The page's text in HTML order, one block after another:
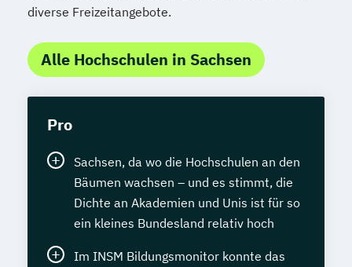
diverse Freizeitangebote.
Alle Hochschulen in Sachsen
Pro
Sachsen, da wo die Hochschulen an den
Bäumen wachsen – und es stimmt, die
Dichte an Akademien und Unis ist für so
ein kleines Bundesland relativ hoch
Im INSM Bildungsmonitor konnte das